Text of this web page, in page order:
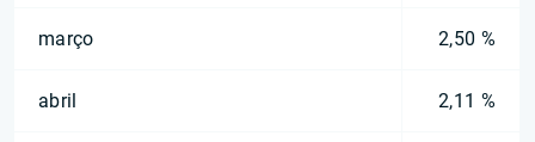
março 2,50 %
abril 2,11 %